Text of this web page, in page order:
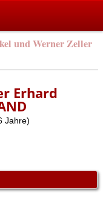
und Werner Zeller
Erhard
Jahre)